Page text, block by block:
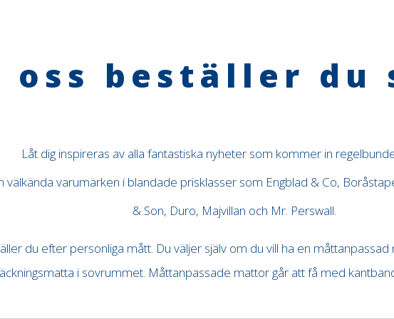
oss beställer du
Låt dig inspireras av alla fantastiska nyheter som kommer in
välkända varumärken i blandade prisklasser som Engblad & Co,
& Son, Duro, Majvillan och Mr. Perswall.
du efter personliga mått. Du väljer själv om du vill ha en
i sovrummet. Måttanpassade mattor går att få med